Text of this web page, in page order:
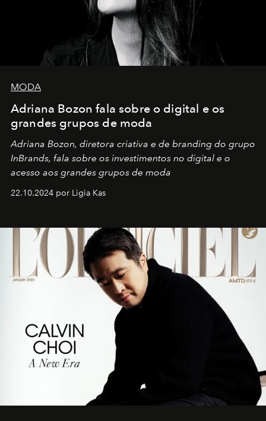
MODA
Adriana Bozon fala sobre o digital e os
grandes grupos de moda
Adriana Bozon, diretora criativa e de branding do grupo
InBrands, fala sobre os investimentos no digital e o
acesso aos grandes grupos de moda
22.10.2024 por Ligia Kas